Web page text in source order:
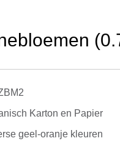
Karton en Papier
geel-oranje kleuren